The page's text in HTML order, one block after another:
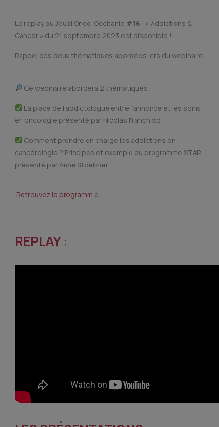
Le replay du Jeudi Onco-Occitanie #16 : « Addictions &
Cancer » du 21 septembre 2023 est disponible !
Rappel des deux thématiques abordées lors du webinaire
:
Ce webinaire abordera 2 thématiques :
La place de l’addictologue entre l’annonce et les soins
en oncologie présenté par Nicolas Franchitto
Comment prendre en charge les addictions en
cancérologie ? Principes et exemple du programme STAR
présenté par Anne Stoebner
Retrouvez le programm e
REPLAY :